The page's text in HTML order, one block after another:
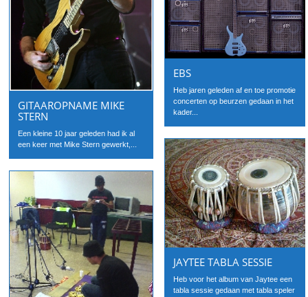
GITAAROPNAME MIKE
STERN
Een kleine 10 jaar geleden had ik al
een keer met Mike Stern gewerkt,...
EBS
Heb jaren geleden af en toe promotie
concerten op beurzen gedaan in het
kader...
JAYTEE TABLA SESSIE
Heb voor het album van Jaytee een
tabla sessie gedaan met tabla speler